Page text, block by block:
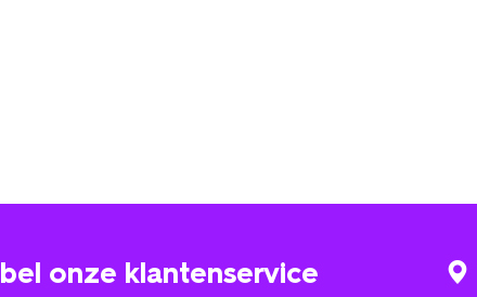
bel onze klantenservice